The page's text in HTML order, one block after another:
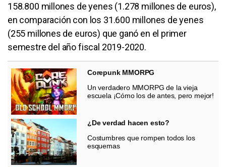
158.800 millones de yenes (1.278 millones de euros),
en comparación con los 31.600 millones de yenes
(255 millones de euros) que ganó en el primer
semestre del año fiscal 2019-2020.
Corepunk MMORPG
Un verdadero MMORPG de la vieja
escuela ¡Cómo los de antes, pero mejor!
¿De verdad hacen esto?
Costumbres que rompen todos los
esquemas